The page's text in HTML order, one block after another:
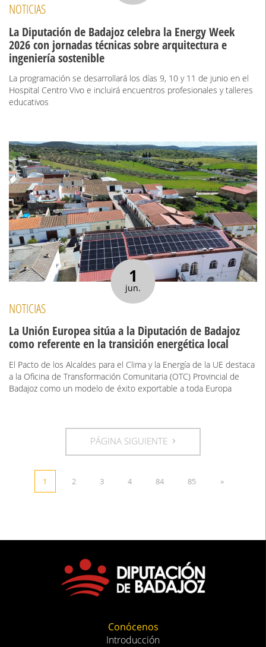
NOTICIAS
La Diputación de Badajoz celebra la Energy Week
2026 con jornadas técnicas sobre arquitectura e
ingeniería sostenible
La programación se desarrollará los días 9, 10 y 11 de junio en el
Hospital Centro Vivo e incluirá encuentros profesionales y talleres
educativos
1
jun.
NOTICIAS
La Unión Europea sitúa a la Diputación de Badajoz
como referente en la transición energética local
El Pacto de los Alcaldes para el Clima y la Energía de la UE destaca
a la Oficina de Transformación Comunitaria (OTC) Provincial de
Badajoz como un modelo de éxito exportable a toda Europa
PÁGINA SIGUIENTE
1 2 3 4 84 85 »
Conócenos
Introducción